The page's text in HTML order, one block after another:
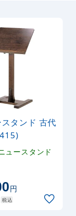
ンド 古代
ュースタンド
円
税込